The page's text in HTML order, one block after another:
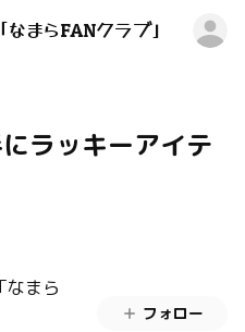
まらFANクラブ」
ラッキーアイテ
なまら
フォロー